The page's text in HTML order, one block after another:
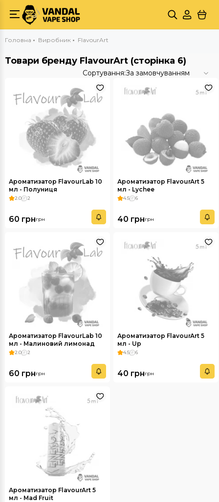
Головна Виробник FlavourArt
Товари бренду FlavourArt (сторінка 6)
Сортування:За замовчуванням
Ароматизатор FlavourLab 10
мл - Полуниця
2.0 2
60 грнгрн
Ароматизатор FlavourArt 5
мл - Lychee
4.5 6
40 грнгрн
Ароматизатор FlavourLab 10
мл - Малиновий лимонад
2.0 2
60 грнгрн
Ароматизатор FlavourArt 5
мл - Up
4.5 6
40 грнгрн
Ароматизатор FlavourArt 5
мл - Mad Fruit